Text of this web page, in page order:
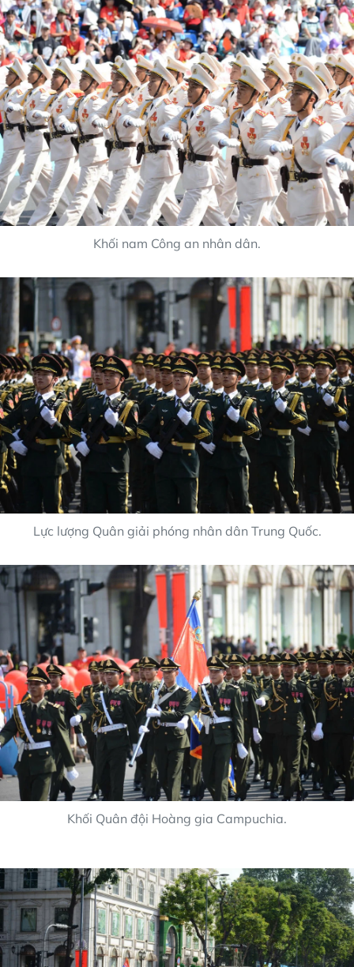
Khối nam Công an nhân dân.
Lực lượng Quân giải phóng nhân dân Trung Quốc.
Khối Quân đội Hoàng gia Campuchia.